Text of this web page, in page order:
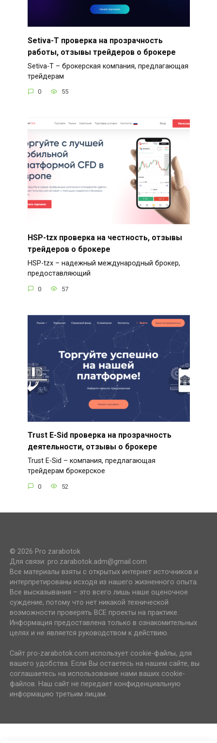
Setiva-T проверка на прозрачность
работы, отзывы трейдеров о брокере
Setiva-T – брокерская компания, предлагающая
трейдерам
0 55
HSP-tzx проверка на честность, отзывы
трейдеров о брокере
HSP-tzx – надежный международный брокер,
предоставляющий
0 57
Trust E-Sid проверка на прозрачность
деятельности, отзывы о брокере
Trust E-Sid – компания, предлагающая
трейдерам брокерское
0 52
© 2026 Pro zarabotok
Для связи: pro.zarabotok.adm@gmail.com
Все материалы взяты с открытых интернет источников и
интерпретированы исходя из нашего жизненного опыта.
Все высказывания – это всего лишь наше оценочное
суждение, потому что нет никакой технической
возможности проверять ВСЕ проекты на практике.
Информация предоставлена только в ознакомительных
целях и не является руководством к действию.
Сайт pro-zarabotok.com использует cookie-файлы, для
вашего удобства. Если Вы остаетесь на нашем сайте, вы
соглашаетесь на использование нами ваших cookie-
файлов. Наш сайт не передает конфиденциальную
информацию третьим лицам.